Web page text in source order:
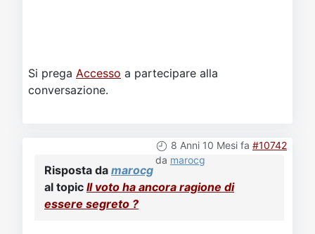
Si prega Accesso a partecipare alla
conversazione.
8 Anni 10 Mesi fa #10742
da marocg
Risposta da marocg
al topic Il voto ha ancora ragione di
essere segreto ?